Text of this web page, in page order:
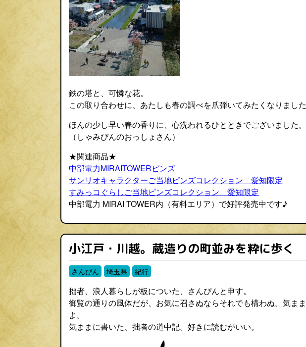
鉄の塔と、可憐な花。
この取り合わせに、あたしも春の調べを爪弾いてみたくなりました
ほんの少し早い春の香りに、心洗われるひとときでございました。
（しゃみぴんのおっしょさん）
★関連商品★
中部電力MIRAITOWERピンズ
サンリオキャラクターご当地ピンズコレクション 愛知限定
すみっコぐらしご当地ピンズコレクション 愛知限定
中部電力 MIRAI TOWER内（有料エリア）で好評発売中です♪
小江戸・川越。蔵造りの町並みを粋に歩く
さんぴん 埼玉県 紀行
拙者、浪人暮らしが板についた、さんぴんと申す。
御覧の通りの風体だが、お気に召さぬならそれでも構わぬ。気ま
よ。
気ままに書いた、拙者の道中記。好きに読むがいい。